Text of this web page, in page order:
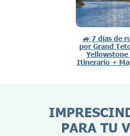
🚙 7 días de
por Grand
Yellowstone
Itinerario +
PARA TU